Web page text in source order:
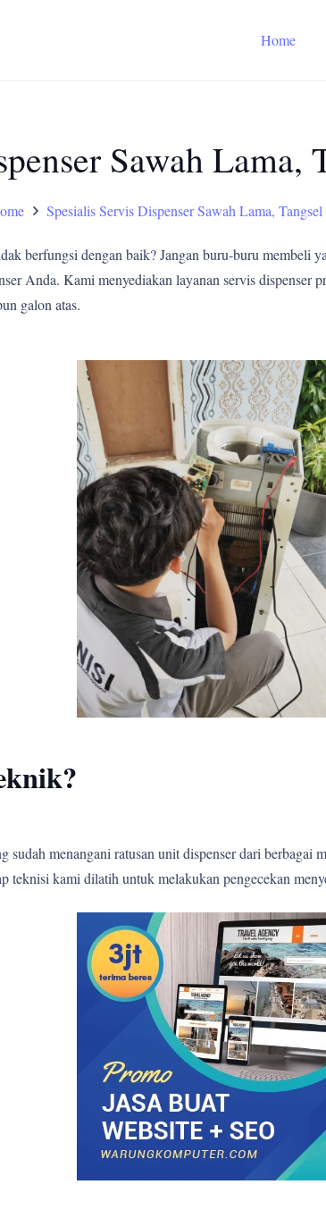
Home
Sawah Lama,
Spesialis Servis Dispenser Sawah Lama,
berfungsi dengan baik? Jangan buru-buru membeli
Anda. Kami menyediakan layanan servis dispenser
galon atas.
menangani ratusan unit dispenser dari
teknisi kami dilatih untuk melakukan pengecekan